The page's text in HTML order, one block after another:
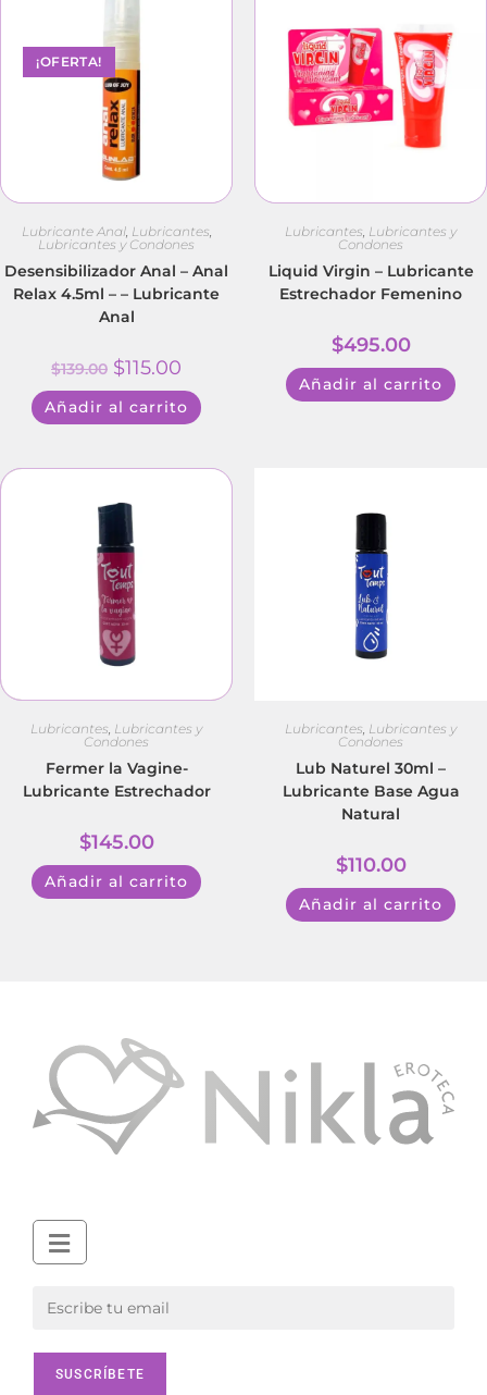
¡OFERTA!
Lubricante Anal, Lubricantes
Lubricantes y Condones
Desensibilizador Anal – Anal
Relax 4.5ml – – Lubricante
Anal
$139.00 $115.00
Añadir al carrito
Lubricantes Lubricantes y
Condones
Liquid Virgin – Lubricante
Estrechador Femenino
$495.00
Añadir al carrito
Lubricantes Lubricantes y
Condones
Fermer la Vagine-
Lubricante Estrechador
$145.00
Añadir al carrito
Lubricantes Lubricantes y
Condones
Lub Naturel 30ml –
Lubricante Base Agua
Natural
$110.00
Añadir al carrito